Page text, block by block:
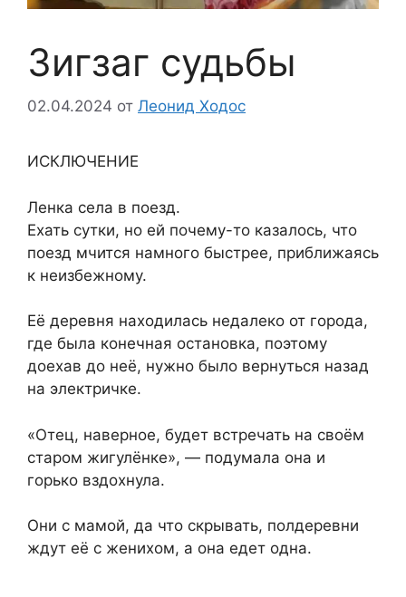
Зигзаг судьбы
02.04.2024 от Леонид Ходос
ИСКЛЮЧЕНИЕ
Ленка села в поезд.
Ехать сутки, но ей почему-то казалось, что
поезд мчится намного быстрее, приближаясь
к неизбежному.
Её деревня находилась недалеко от города,
где была конечная остановка, поэтому
доехав до неё, нужно было вернуться назад
на электричке.
«Отец, наверное, будет встречать на своём
старом жигулёнке», — подумала она и
горько вздохнула.
Они с мамой, да что скрывать, полдеревни
ждут её с женихом, а она едет одна.